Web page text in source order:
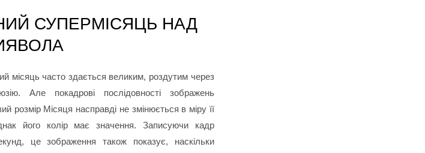
СУПЕРМІСЯЦЬ НАД
місяць часто здається великим, роздутим через
Але покадрові послідовності зображень
розмір Місяця насправді не змінюється в міру її
його колір має значення. Записуючи кадр
це зображення також показує, наскільки